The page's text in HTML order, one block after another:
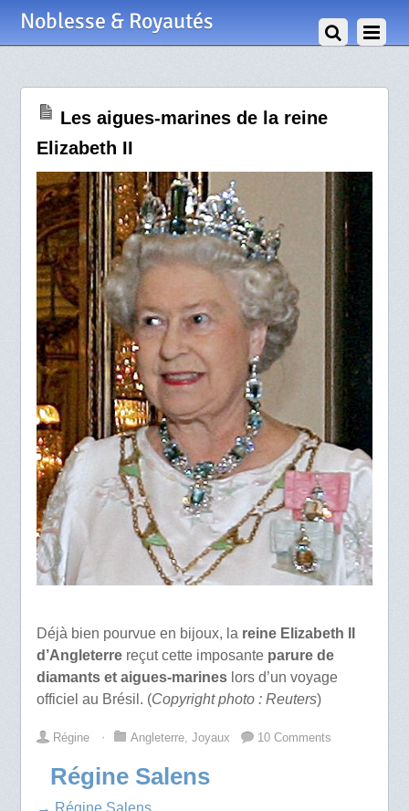
Noblesse & Royautés
Les aigues-marines de la reine
Elizabeth II
Déjà bien pourvue en bijoux, la reine Elizabeth II
d’Angleterrereçut cette imposante parure de
diamants et aigues-marineslors d’un voyage
officiel au Brésil. (Copyright photo : Reuters)
Régine ⋅ Angleterre, Joyaux 10 Comments
Régine Salens
→ Régine Salens